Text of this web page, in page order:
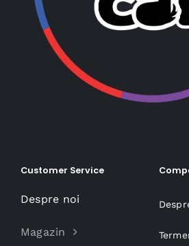
Customer Service
Despre noi
Magazin